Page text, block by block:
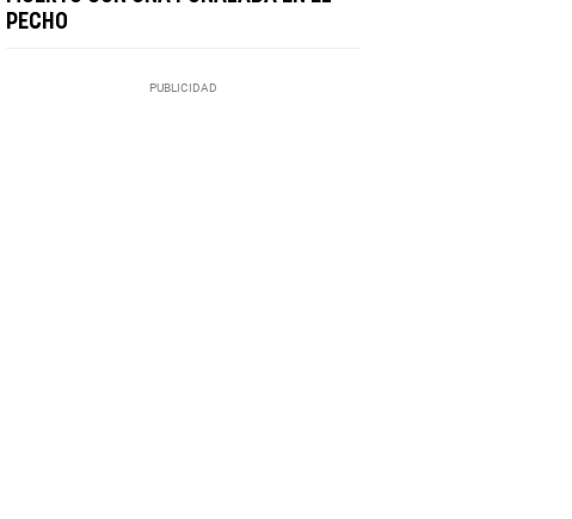
PECHO